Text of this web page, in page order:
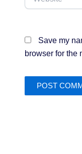
Save my
browser for the